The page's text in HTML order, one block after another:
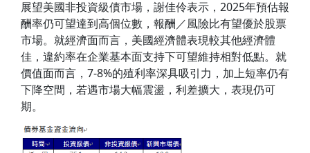
展望美國非投資級債市場，謝佳伶表示，2025年預估報
酬率仍可望達到高個位數，報酬／風險比有望優於股票
市場。就經濟面而言，美國經濟體表現較其他經濟體
佳，違約率在企業基本面支持下可望維持相對低點。就
價值面而言，7-8%的殖利率深具吸引力，加上短率仍有
下降空間，若遇市場大幅震盪，利差擴大，表現仍可
期。